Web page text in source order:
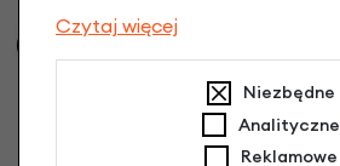
Czytaj więcej
Niezbędne
Analityczne
Reklamowe